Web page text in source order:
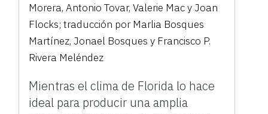
Morera, Antonio Tovar, Valerie Mac y Joan
Flocks; traducción por Marlia Bosques
Martínez, Jonael Bosques y Francisco P.
Rivera Meléndez
Mientras el clima de Florida lo hace
ideal para producir una amplia